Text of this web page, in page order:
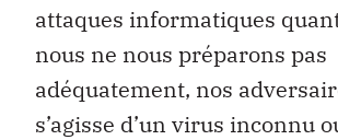
attaques informatiques
nous ne nous préparons pas
adéquatement, nos
s’agisse d’un virus inconnu